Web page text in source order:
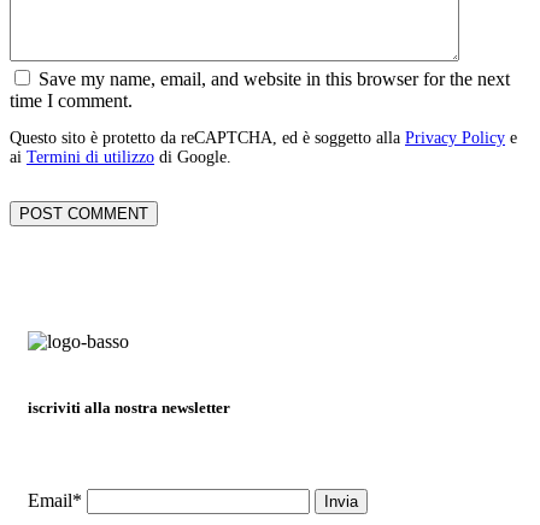
Save my name, email, and website in this browser for the next
time I comment.
Questo sito è protetto da reCAPTCHA, ed è soggetto alla Privacy Policy e
ai Termini di utilizzo di Google.
iscriviti alla nostra newsletter
Email*